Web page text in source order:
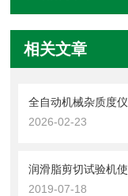
相关文章
全自动机械杂质度
2026-02-23
润滑脂剪切试验机
2019-07-18